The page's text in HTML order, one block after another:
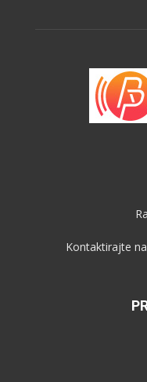
Kontaktirajte